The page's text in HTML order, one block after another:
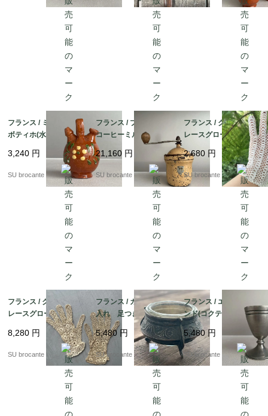
フランス / ミニチュア
ボティホ(水飲み壺) ア
ルザス・スフレンハイ
ム 陶器製
3,240 円
SU brocante
フランス / プジョー G1
コーヒーミル
21,160 円
SU brocante
フランス / クロッシェ
レースグローブ 左手
のみ
2,680 円
SU brocante
フランス / クロッシェ
レースグローブ
8,280 円
SU brocante
フランス / ガラスの塩
入れ 足つき金属ホル
ダー
5,480 円
SU brocante
フランス / エッグスタ
ンド(コクティエ) D
ピューター製
5,480円
SU brocante